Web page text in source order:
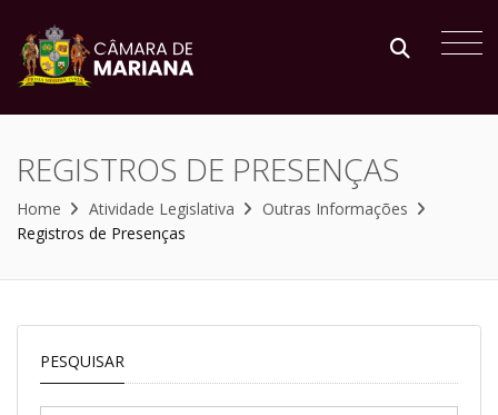
REGISTROS DE PRESENÇAS
Home Atividade Legislativa
Outras Informações
Registros de Presenças
PESQUISAR